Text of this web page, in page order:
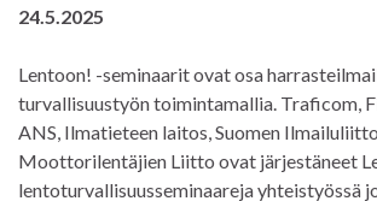
24.5.2025
Lentoon! -seminaarit ovat osa
turvallisuustyön toimintamallia. Traficom,
ANS, Ilmatieteen laitos, Suomen
Moottorilentäjien Liitto ovat järjestäneet
lentoturvallisuusseminaareja yhteistyössä